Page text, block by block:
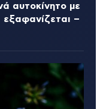
αυτοκίνητο με
–